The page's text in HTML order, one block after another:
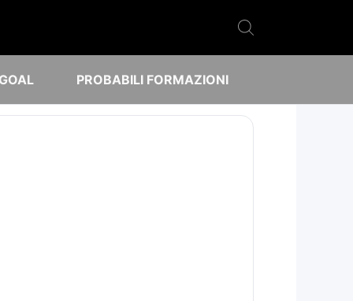
PROBABILI FORMAZIONI